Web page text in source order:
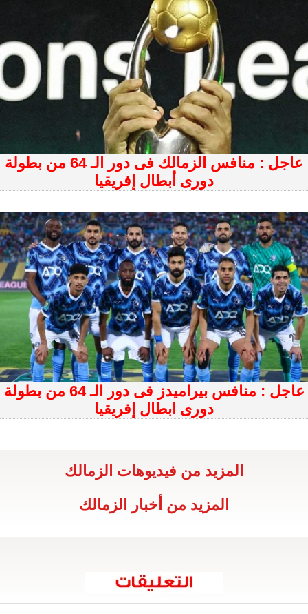
عاجل : منافس الزمالك فى دور الـ 64 من بطولة
دورى أبطال إفريقيا
عاجل : منافس بيراميدز فى دور الـ 64 من بطولة
دورى ابطال إفريقيا
المزيد من فيديوهات الزمالك
المزيد من أخبار الزمالك